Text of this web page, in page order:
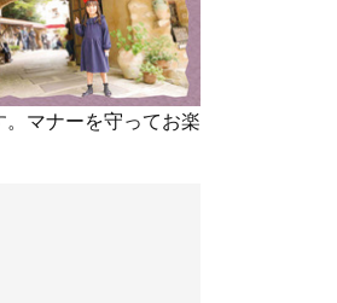
マナーを守ってお楽